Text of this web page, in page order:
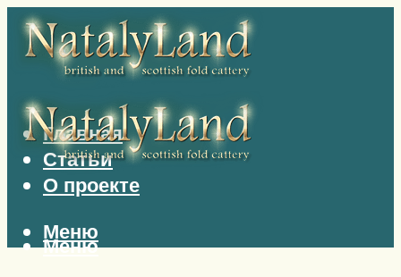
Главная
Статьи
О проекте
Меню
Меню